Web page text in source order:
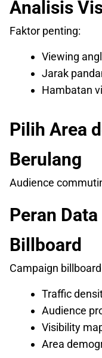
Analisis
Faktor penting:
Viewing
Jarak
Hambatan
Pilih Area
Berulang
Audience
Peran
Billboard
Campaign
Traffic
Audience
Visibility
Area